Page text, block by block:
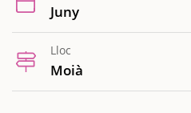
Juny
Lloc
Moià